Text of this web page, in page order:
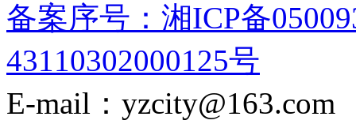
备案序号：湘ICP备
43110302000125号
E-mail：yzcity@163.com